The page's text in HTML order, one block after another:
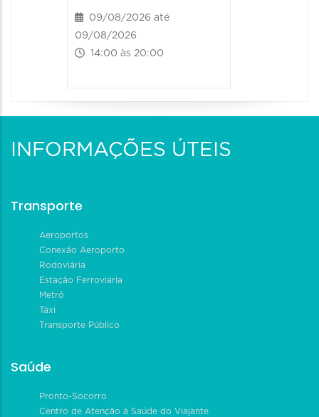
09/08/2026 até
09/08/2026
14:00 às 20:00
INFORMAÇÕES ÚTEIS
Transporte
Aeroportos
Conexão Aeroporto
Rodoviária
Estação Ferroviária
Metrô
Táxi
Transporte Público
Saúde
Pronto-Socorro
Centro de Atenção à Saúde do Viajante